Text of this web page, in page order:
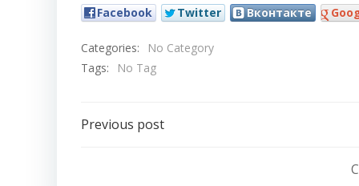
Facebook Twitter Вконтакте
Categories:
No Category
Tags:
No Tag
Навигация
Previous post